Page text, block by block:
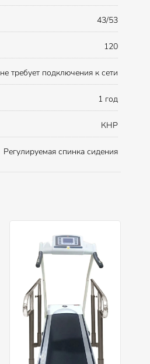
43/53
120
не требует подключения к сети
1 год
КНР
Регулируемая спинка сидения